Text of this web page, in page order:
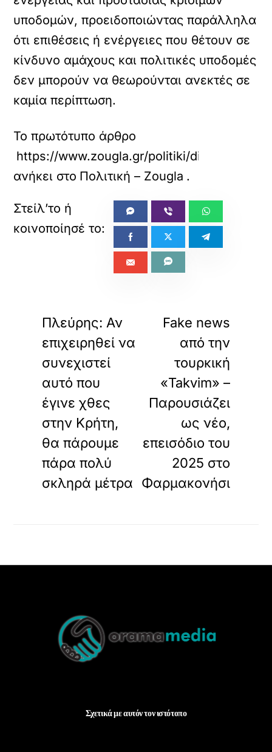
υποδομών, προειδοποιώντας παράλληλα
ότι επιθέσεις ή ενέργειες που θέτουν σε
κίνδυνο αμάχους και πολιτικές υποδομές
δεν μπορούν να θεωρούνται ανεκτές σε
καμία περίπτωση.
Το πρωτότυπο άρθρο
https://www.zougla.gr/politiki/diavima-
ανήκει στο Πολιτική – Zougla .
Πλεύρης: Αν
επιχειρηθεί να
συνεχιστεί
αυτό που
έγινε χθες
στην Κρήτη,
θα πάρουμε
πάρα πολύ
σκληρά μέτρα
Fake news
από την
τουρκική
«Takvim» –
Παρουσιάζει
ως νέο,
επεισόδιο του
2025 στο
Φαρμακονήσι
Top
Σχετικά με αυτόν τον ιστότοπο